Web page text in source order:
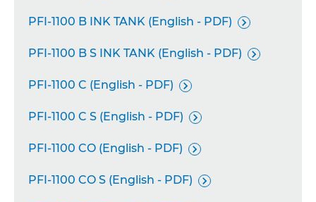
PFI-1100 B INK TANK (English - PDF) 
PFI-1100 B S INK TANK (English - PDF) 
PFI-1100 C (English - PDF) 
PFI-1100 C S (English - PDF) 
PFI-1100 CO (English - PDF) 
PFI-1100 CO S (English - PDF) 